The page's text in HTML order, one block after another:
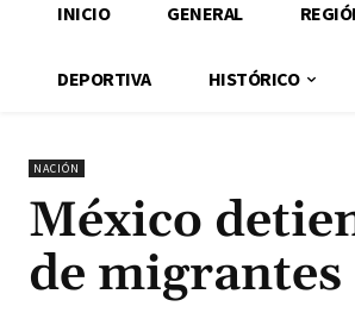
INICIO GENERAL
DEPORTIVA HISTÓRICO
NACIÓN
México
de migrantes